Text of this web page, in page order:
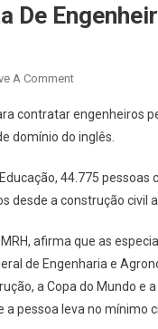
De
A CommentOn
Sente
Falta
Engenheiro
Que
Líder
E
Fale
Inglês
contratar engenheiros
domínio do inglês.
44.775
desde a construção civil
afirma que as
de Engenharia e
a Copa do Mundo
a pessoa leva no mínimo